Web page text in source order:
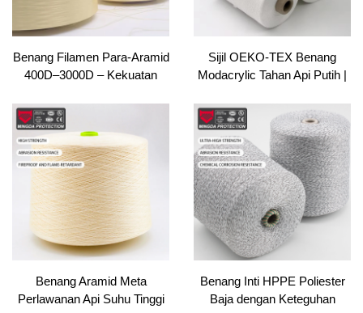
Benang Filamen Para-Aramid
400D–3000D – Kekuatan
untuk Jahitan Sarung Tangan,
Tali, Peralatan Keselamatan
Sijil OEKO-TEX Benang
Modacrylic Tahan Api Putih |
untuk Kniting & Pakaian PPE
Benang Aramid Meta
Perlawanan Api Suhu Tinggi
Benang Inti HPPE Poliester
Baja dengan Keteguhan